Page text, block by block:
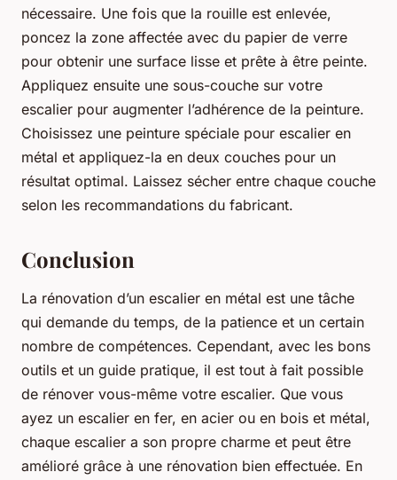
nécessaire. Une fois que la rouille est enlevée,
poncez la zone affectée avec du papier de verre
pour obtenir une surface lisse et prête à être peinte.
Appliquez ensuite une sous-couche sur votre
escalier pour augmenter l’adhérence de la peinture.
Choisissez une peinture spéciale pour escalier en
métal et appliquez-la en deux couches pour un
résultat optimal. Laissez sécher entre chaque couche
selon les recommandations du fabricant.
Conclusion
La rénovation d’un escalier en métal est une tâche
qui demande du temps, de la patience et un certain
nombre de compétences. Cependant, avec les bons
outils et un guide pratique, il est tout à fait possible
de rénover vous-même votre escalier. Que vous
ayez un escalier en fer, en acier ou en bois et métal,
chaque escalier a son propre charme et peut être
amélioré grâce à une rénovation bien effectuée. En